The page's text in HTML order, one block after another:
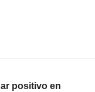
positivo en